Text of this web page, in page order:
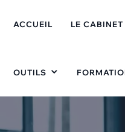
ACCUEIL LE CABINET
OUTILS